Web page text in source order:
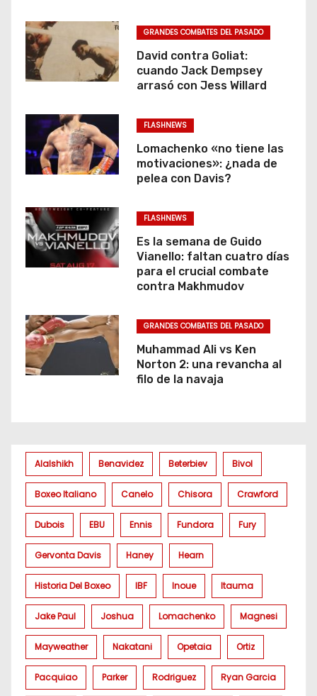
GRANDES COMBATES DEL PASADO
David contra Goliat:
cuando Jack Dempsey
arrasó con Jess Willard
FLASHNEWS
Lomachenko «no tiene las
motivaciones»: ¿nada de
pelea con Davis?
FLASHNEWS
Es la semana de Guido
Vianello: faltan cuatro días
para el crucial combate
contra Makhmudov
GRANDES COMBATES DEL PASADO
Muhammad Ali vs Ken
Norton 2: una revancha al
filo de la navaja
Alalshikh Benavidez Beterbiev Bivol
Boxeo Italiano Canelo Chisora Crawford
Dubois EBU Ennis Fundora Fury
Gervonta Davis Haney Hearn
Historia Del Boxeo IBF Inoue Itauma
Jake Paul Joshua Lomachenko Magnesi
Mayweather Nakatani Opetaia Ortiz
Pacquiao Parker Rodriguez Ryan Garcia